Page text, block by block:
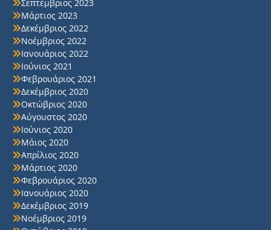
Σεπτέμβριος 2023
Μάρτιος 2023
Δεκέμβριος 2022
Νοέμβριος 2022
Ιανουάριος 2022
Ιούνιος 2021
Φεβρουάριος 2021
Δεκέμβριος 2020
Οκτώβριος 2020
Αύγουστος 2020
Ιούνιος 2020
Μάιος 2020
Απρίλιος 2020
Μάρτιος 2020
Φεβρουάριος 2020
Ιανουάριος 2020
Δεκέμβριος 2019
Νοέμβριος 2019